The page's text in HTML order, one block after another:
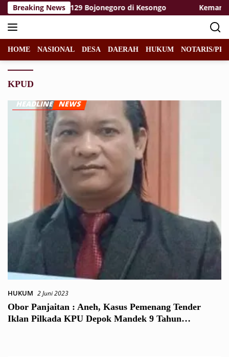
Langsung
ke
konten
Breaking News
Satgas TMMD 129 Bojonegoro di Kesongo
HOME NASIONAL DESA DAERAH HUKUM NOTARIS/
KPUD
HUKUM 2 Juni 2023
Obor Panjaitan : Aneh, Kasus Pemenang Tender
Iklan Pilkada KPU Depok Mandek 9 Tahun